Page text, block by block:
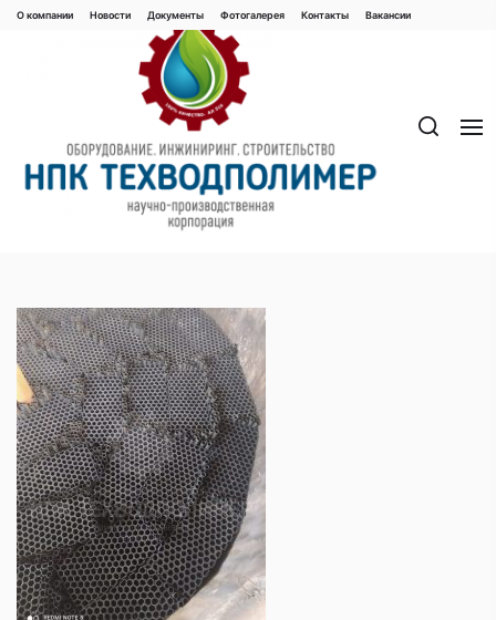
Перейти
О компании Новости Документы Фотогалерея Контaкты Вакaнсии